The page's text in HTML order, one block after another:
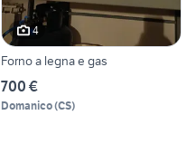
4
Forno a legna e gas
700 €
Domanico(CS)